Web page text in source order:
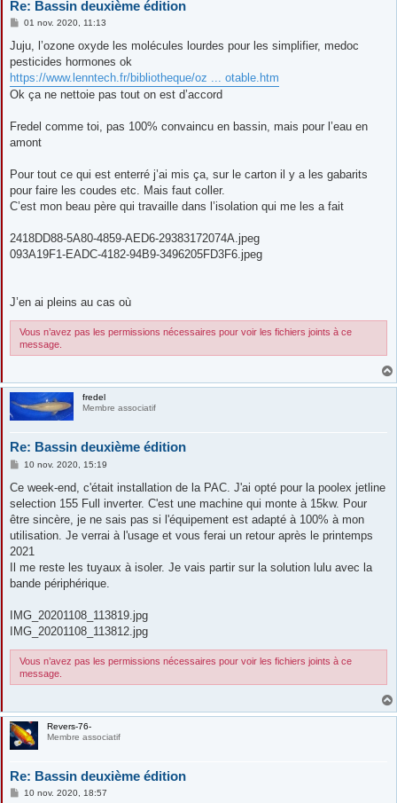
Re: Bassin deuxième édition
M
s
s
a
g
e
01 nov. 2020, 11:13
Juju, l’ozone oxyde les molécules lourdes pour les simplifier, medoc
pesticides hormones ok
https://www.lenntech.fr/bibliotheque/oz ... otable.htm
Ok ça ne nettoie pas tout on est d’accord
Fredel comme toi, pas 100% convaincu en bassin, mais pour l’eau en
amont
Pour tout ce qui est enterré j’ai mis ça, sur le carton il y a les gabarits
pour faire les coudes etc. Mais faut coller.
C’est mon beau père qui travaille dans l’isolation qui me les a fait
2418DD88-5A80-4859-AED6-29383172074A.jpeg
093A19F1-EADC-4182-94B9-3496205FD3F6.jpeg
J’en ai pleins au cas où
Vous n’avez pas les permissions nécessaires pour voir les fichiers joints à ce
message.
fredel
Membre associatif
Re: Bassin deuxième édition
M
s
a
g
10 nov. 2020, 15:19
Ce week-end, c'était installation de la PAC. J'ai opté pour la poolex jetline
selection 155 Full inverter. C'est une machine qui monte à 15kw. Pour
être sincère, je ne sais pas si l'équipement est adapté à 100% à mon
utilisation. Je verrai à l'usage et vous ferai un retour après le printemps
2021
Il me reste les tuyaux à isoler. Je vais partir sur la solution lulu avec la
bande périphérique.
IMG_20201108_113819.jpg
IMG_20201108_113812.jpg
Vous n’avez pas les permissions nécessaires pour voir les fichiers joints à ce
message.
Revers-76-
Membre associatif
Re: Bassin deuxième édition
M
10 nov. 2020, 18:57